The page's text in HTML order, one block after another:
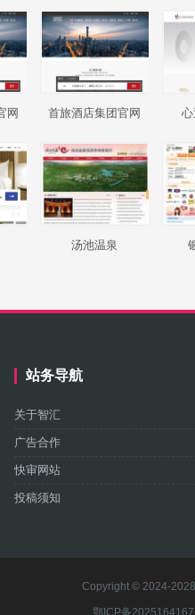
网 首旅酒店集团官网
汤池温泉
站务导航
关于智汇
广告合作
快审网站
投稿须知
Copyright © 2024-